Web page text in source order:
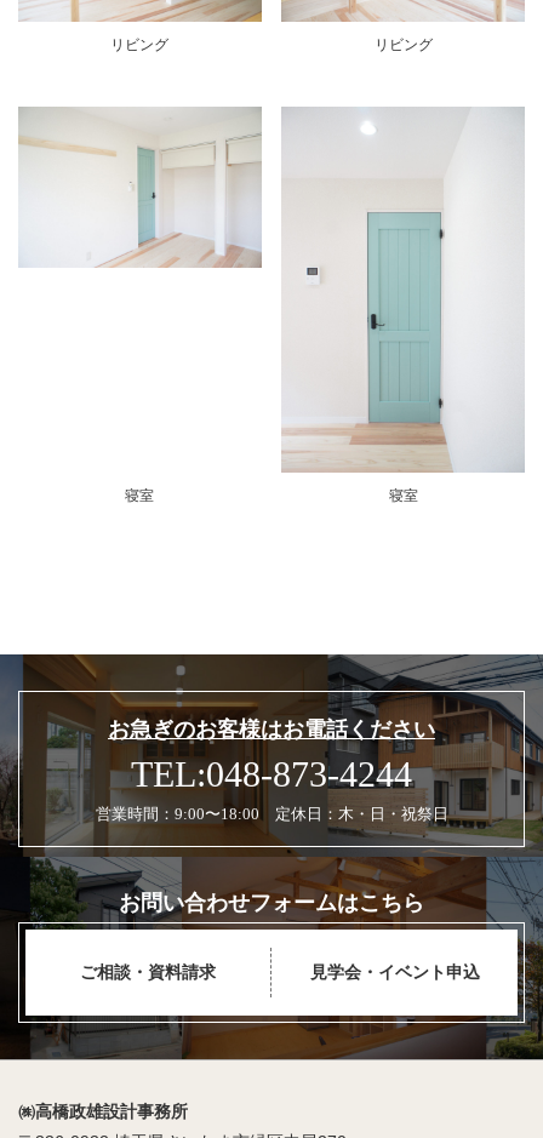
リビング リビング
寝室 寝室
お急ぎのお客様はお電話ください
TEL:048-873-4244
営業時間：9:00〜18:00 定休日：木・日・祝祭日
お問い合わせフォームはこちら
ご相談・資料請求 見学会・イベント申込
㈱高橋政雄設計事務所